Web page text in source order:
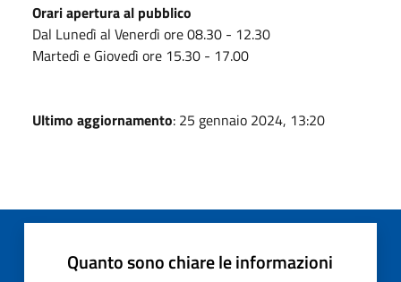
Orari apertura al pubblico
Dal Lunedì al Venerdì ore 08.30 - 12.30
Martedì e Giovedì ore 15.30 - 17.00
Ultimo aggiornamento: 25 gennaio 2024, 13:20
Quanto sono chiare le informazioni